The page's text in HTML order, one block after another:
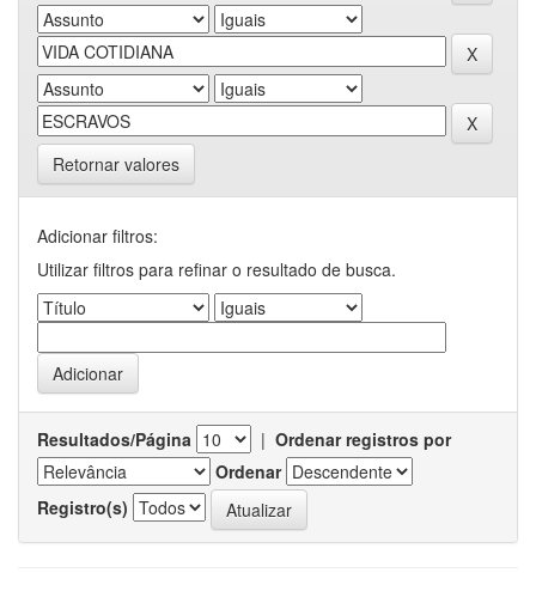
Retornar valores
Adicionar filtros:
Utilizar filtros para refinar o resultado de busca.
Resultados/Página | Ordenar registros por
Ordenar
Registro(s)